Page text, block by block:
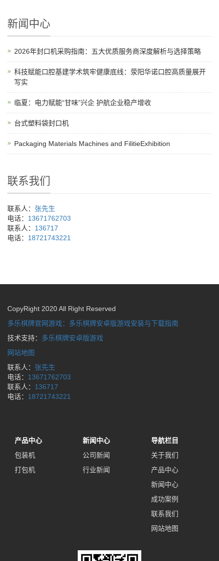
新闻中心
2026年封口机采购指南：五大优质服务商深度解析与选择策略
科技赋能口腔基建学术筑牢健康底线：荥阳华诺口腔高质量展开
写实
临夏：电力赋能“甘味”兴企 护航企业稳产增收
台式塑料袋封口机
Packaging Materials Machines and FilitieExhibition
联系我们
联系人： 张先生
电话： 13671762703
联系人： 136717
电话： 18721743221
CopyRight 2020 All Right Reserved
多乐棋牌官网游戏：多乐棋牌安卓版游戏安装与下载指南
技术支持： 多乐棋牌安卓版游戏
网站地图
联系人： 张先生
电话： 13671762703
联系人： 136717
电话： 18721743221
产品中心
包装机
打包机
新闻中心
公司新闻
行业新闻
导航栏目
关于我们
产品中心
新闻中心
成功案例
联系我们
网站地图